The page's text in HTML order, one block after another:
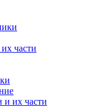
части
и их части